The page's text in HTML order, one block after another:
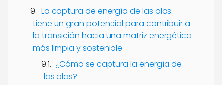
La captura de energía de las olas
tiene un gran potencial para contribuir a
la transición hacia una matriz energética
más limpia y sostenible
¿Cómo se captura la energía de
las olas?